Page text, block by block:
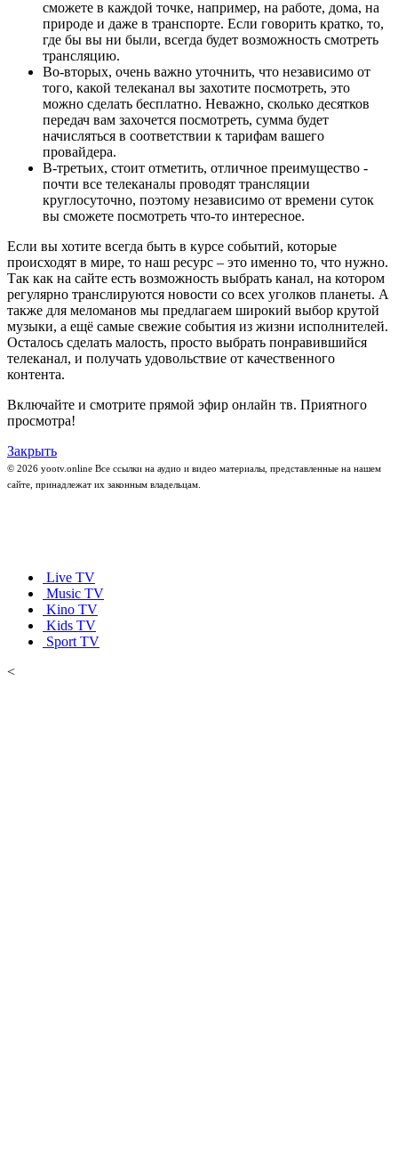
сможете в каждой точке, например, на работе, дома, на
природе и даже в транспорте. Если говорить кратко, то,
где бы вы ни были, всегда будет возможность смотреть
трансляцию.
Во-вторых, очень важно уточнить, что независимо от
того, какой телеканал вы захотите посмотреть, это
можно сделать бесплатно. Неважно, сколько десятков
передач вам захочется посмотреть, сумма будет
начисляться в соответствии к тарифам вашего
провайдера.
В-третьих, стоит отметить, отличное преимущество -
почти все телеканалы проводят трансляции
круглосуточно, поэтому независимо от времени суток
вы сможете посмотреть что-то интересное.
Если вы хотите всегда быть в курсе событий, которые
происходят в мире, то наш ресурс – это именно то, что нужно.
Так как на сайте есть возможность выбрать канал, на котором
регулярно транслируются новости со всех уголков планеты. А
также для меломанов мы предлагаем широкий выбор крутой
музыки, а ещё самые свежие события из жизни исполнителей.
Осталось сделать малость, просто выбрать понравившийся
телеканал, и получать удовольствие от качественного
контента.
Включайте и смотрите прямой эфир онлайн тв. Приятного
просмотра!
Закрыть
© 2026 yootv.online Все ссылки на аудио и видео материалы, представленные на нашем
сайте, принадлежат их законным владельцам.
Live TV
Music TV
Kino TV
Kids TV
Sport TV
<